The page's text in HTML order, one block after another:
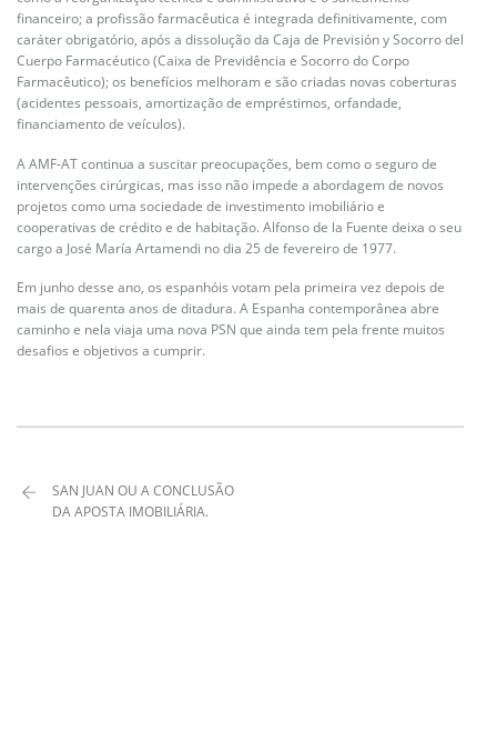
financeiro; a profissão farmacêutica é integrada definitivamente, com
caráter obrigatório, após a dissolução da Caja de Previsión y Socorro del
Cuerpo Farmacéutico (Caixa de Previdência e Socorro do Corpo
Farmacêutico); os benefícios melhoram e são criadas novas coberturas
(acidentes pessoais, amortização de empréstimos, orfandade,
financiamento de veículos).
A AMF-AT continua a suscitar preocupações, bem como o seguro de
intervenções cirúrgicas, mas isso não impede a abordagem de novos
projetos como uma sociedade de investimento imobiliário e
cooperativas de crédito e de habitação. Alfonso de la Fuente deixa o seu
cargo a José María Artamendi no dia 25 de fevereiro de 1977.
Em junho desse ano, os espanhóis votam pela primeira vez depois de
mais de quarenta anos de ditadura. A Espanha contemporânea abre
caminho e nela viaja uma nova PSN que ainda tem pela frente muitos
desafios e objetivos a cumprir.
SAN JUAN OU A CONCLUSÃO
DA APOSTA IMOBILIÁRIA.